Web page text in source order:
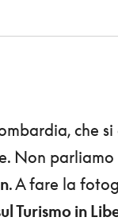
che si
Non
. A fare la
Turismo in